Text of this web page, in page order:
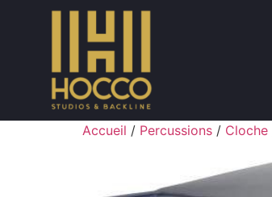
Accueil / Percussions / Cloche